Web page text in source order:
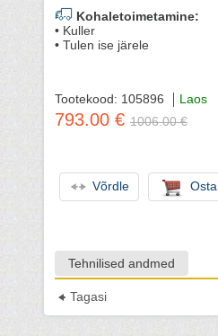
Kohaletoimetamine:
• Kuller
• Tulen ise järele
Tootekood: 105896 Laos
793.00 € 1006.00 €
Võrdle Osta
Tehnilised andmed
Tagasi